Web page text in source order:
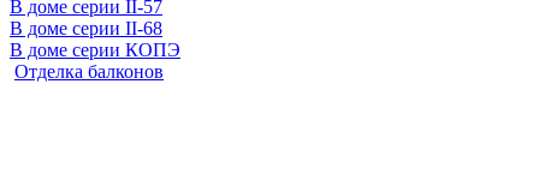
В доме серии II-57
В доме серии II-68
В доме серии КОПЭ
Отделка балконов